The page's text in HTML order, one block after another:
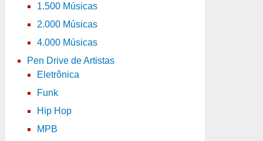
1.500 Músicas
2.000 Músicas
4.000 Músicas
Pen Drive de Artistas
Eletrônica
Funk
Hip Hop
MPB